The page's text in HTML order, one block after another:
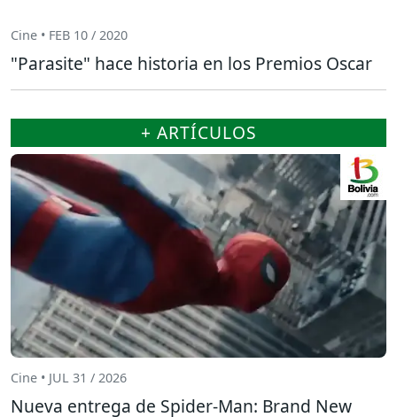
Cine • FEB 10 / 2020
"Parasite" hace historia en los Premios Oscar
+ ARTÍCULOS
Cine • JUL 31 / 2026
Nueva entrega de Spider-Man: Brand New